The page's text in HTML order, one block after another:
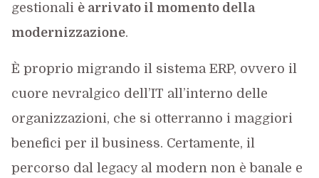
gestionali è arrivato il momento della
modernizzazione.
È proprio migrando il sistema ERP, ovvero il
cuore nevralgico dell’IT all’interno delle
organizzazioni, che si otterranno i maggiori
benefici per il business. Certamente, il
percorso dal legacy al modern non è banale e